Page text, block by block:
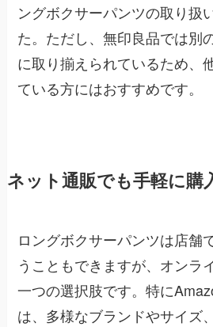
ングボクサーパンツの取り扱
た。ただし、無印良品では別
に取り揃えられているため、
ている方にはおすすめです。
ネット通販でも手軽に購
ロングボクサーパンツは店舗
うこともできますが、オンラ
一つの選択肢です。特に
は、多様なブランドやサイズ